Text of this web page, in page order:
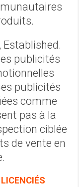
Established.
publicités
publicités
comme
pas à la
ciblée
de vente en